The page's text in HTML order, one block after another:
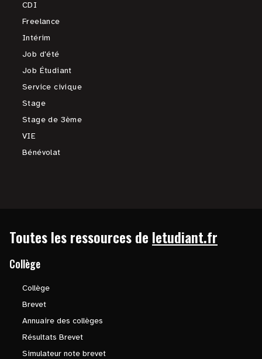
CDI
Freelance
Intérim
Job d'été
Job Étudiant
Service civique
Stage
Stage de 3ème
VIE
Bénévolat
Toutes les ressources de letudiant.fr
Collège
Collège
Brevet
Annuaire des collèges
Résultats Brevet
Simulateur note brevet